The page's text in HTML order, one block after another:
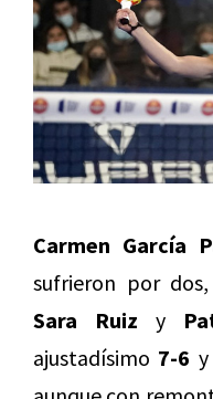
Carmen García
sufrieron por
Sara Ruiz y
ajustadísimo 7-6 y